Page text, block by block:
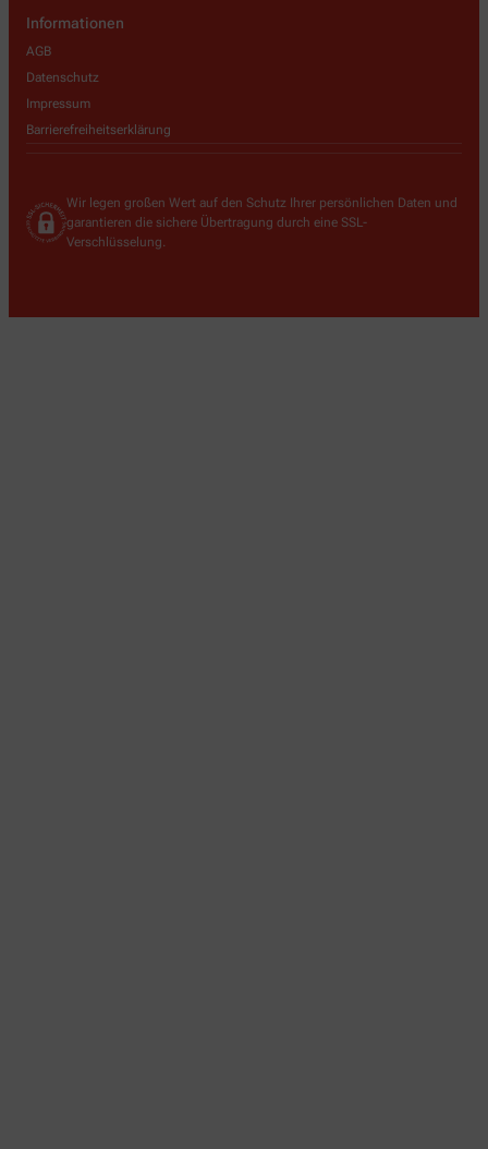
Informationen
AGB
Datenschutz
Impressum
Barrierefreiheitserklärung
Wir legen großen Wert auf den Schutz Ihrer persönlichen Daten und
garantieren die sichere Übertragung durch eine SSL-
Verschlüsselung.